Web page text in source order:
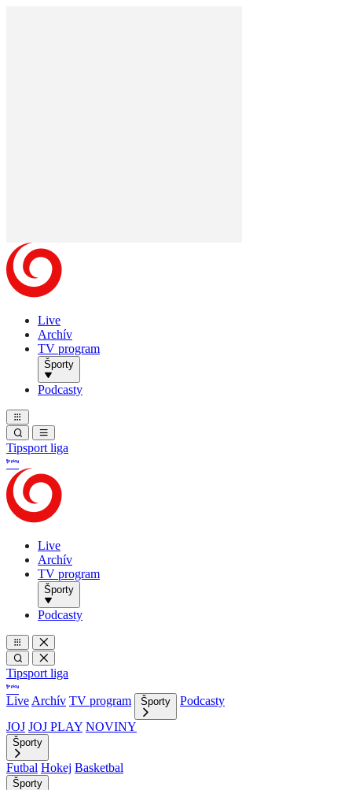
Live
Archív
TV program
Športy
Podcasty
Tipsport liga
Live
Archív
TV program
Športy
Podcasty
Tipsport liga
Live Archív TV program Športy
Podcasty
JOJ JOJ PLAY NOVINY
Športy
Futbal Hokej Basketbal
Športy